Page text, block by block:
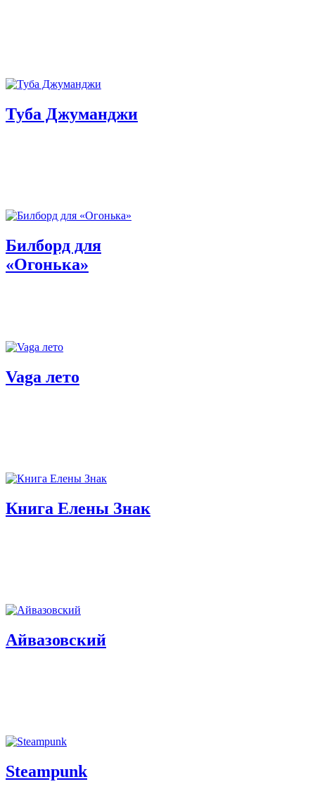
Туба Джуманджи
Билборд для
«Огонька»
Vaga лето
Книга Елены Знак
Айвазовский
Steampunk